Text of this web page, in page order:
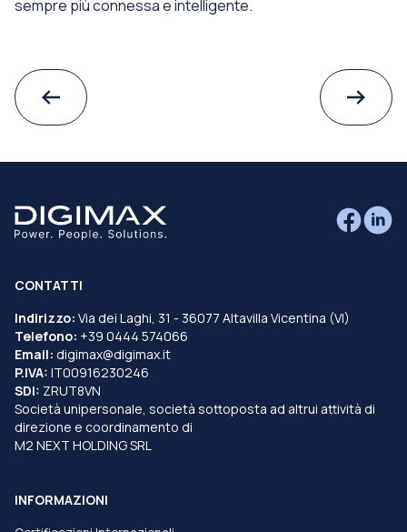
sempre più connessa e intelligente.
CONTATTI
Indirizzo: Via dei Laghi, 31 - 36077 Altavilla Vicentina (VI)
Telefono: +39 0444 574066
Email: digimax@digimax.it
P.IVA: IT00916230246
SDI: ZRUT8VN
Società unipersonale, società sottoposta ad altrui attività di
direzione e coordinamento di
M2 NEXT HOLDING SRL
INFORMAZIONI